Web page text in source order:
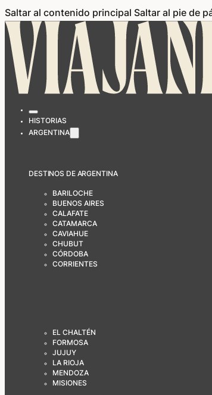
Saltar al contenido principal Saltar al pie de
HISTORIAS
ARGENTINA
DESTINOS DE ARGENTINA
BARILOCHE
BUENOS AIRES
CALAFATE
CATAMARCA
CAVIAHUE
CHUBUT
CÓRDOBA
CORRIENTES
EL CHALTÉN
FORMOSA
JUJUY
LA RIOJA
MENDOZA
MISIONES